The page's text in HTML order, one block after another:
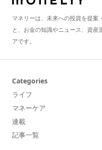
マネリーは、未来への投資を提案
と、お金の知識やニュース、資
アです。
Categories
ライフ
マネーケア
連載
記事一覧